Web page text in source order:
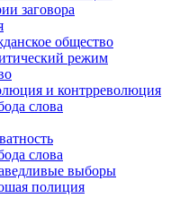
заговора
общество
режим
и контрреволюция
слова
слова
выборы
полиция